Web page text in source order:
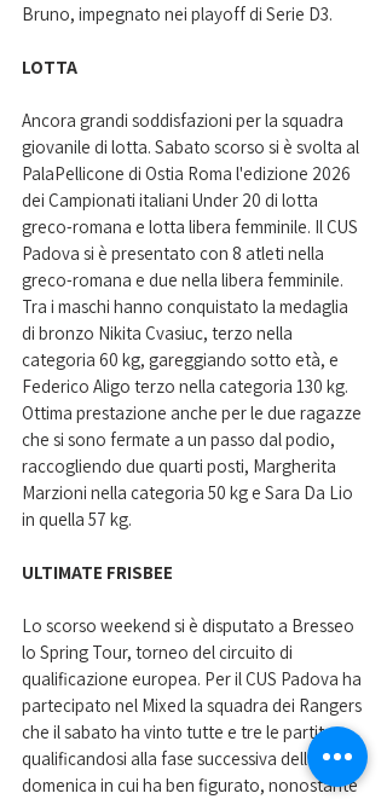
Bruno, impegnato nei playoff di Serie D3.
LOTTA
Ancora grandi soddisfazioni per la squadra
giovanile di lotta. Sabato scorso si è svolta al
PalaPellicone di Ostia Roma l'edizione 2026
dei Campionati italiani Under 20 di lotta
greco-romana e lotta libera femminile. Il CUS
Padova si è presentato con 8 atleti nella
greco-romana e due nella libera femminile.
Tra i maschi hanno conquistato la medaglia
di bronzo Nikita Cvasiuc, terzo nella
categoria 60 kg, gareggiando sotto età, e
Federico Aligo terzo nella categoria 130 kg.
Ottima prestazione anche per le due ragazze
che si sono fermate a un passo dal podio,
raccogliendo due quarti posti, Margherita
Marzioni nella categoria 50 kg e Sara Da Lio
in quella 57 kg.
ULTIMATE FRISBEE
Lo scorso weekend si è disputato a Bresseo
lo Spring Tour, torneo del circuito di
qualificazione europea. Per il CUS Padova ha
partecipato nel Mixed la squadra dei Rangers
che il sabato ha vinto tutte e tre le partite,
qualificandosi alla fase successiva della
domenica in cui ha ben figurato, nonostante